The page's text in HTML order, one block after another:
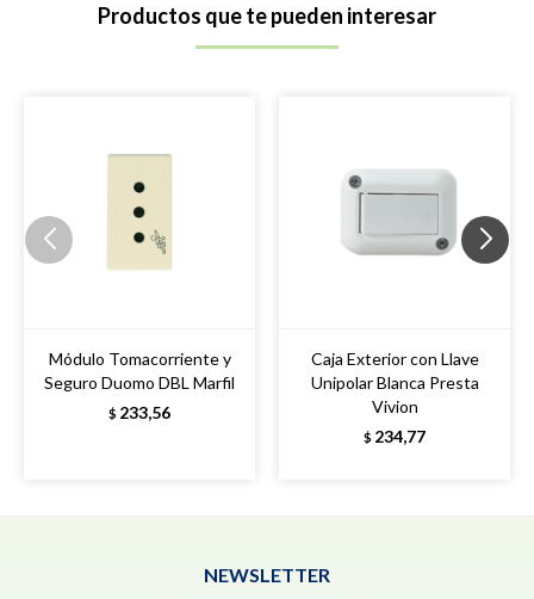
Productos que te pueden interesar
Módulo Tomacorriente y
Seguro Duomo DBL Marfil
$ 233,56
Caja Exterior con Llave
Unipolar Blanca Presta
Vivion
$ 234,77
NEWSLETTER